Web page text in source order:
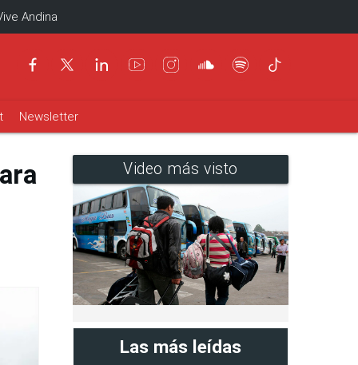
Andina
Newsletter
Video más visto
Las más leídas